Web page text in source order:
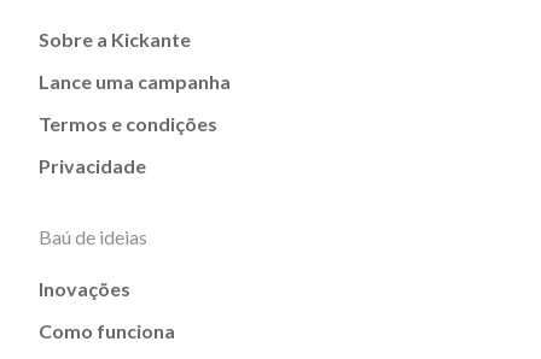
Sobre a Kickante
Lance uma campanha
Termos e condições
Privacidade
Baú de ideias
Inovações
Como funciona